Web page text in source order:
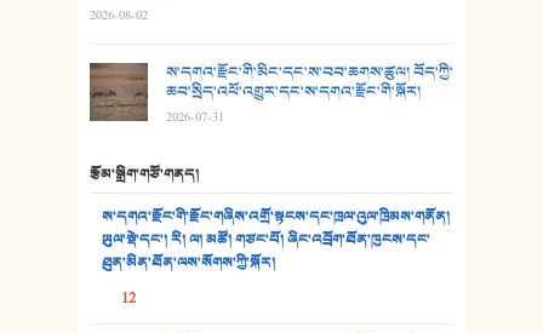
30. སི་ལིང་འབྲི་མོ། - ཕན་ཐོག
31. ཕ་ཡུལ་ཡར་ཀླུང་།
32. ཨ་མ།
33. འཛོམས་པའི་ལམ།
34. ཉི་མ་སེམས་ལ་ཞོག་དང་། - ཟླ་སྒྲོན།
2026-08-02
ས་དགའ་རྫོང་གི་མིང་དང་ས་བབ་ཆགས་ཚུལ། བོད་ཀྱི་
ཆབ་སྲིད་འཕོ་འགྱུར་དང་ས་དགའ་རྫོང་གི་སྐོར།
2026-07-31
རྩོམ་སྒྲིག་གཙོ་གནད།
ས་དགའ་རྫོང་གི་རྫོང་གཞིས་འགྲོ་སྟངས་དང་ཁྲལ་འུལ་ཁྲིམས་གནོན།
ཡུལ་སྡེ་དང་། རི། ལ། མཚོ། གཙང་པོ། ཞིང་འབྲོག་ཐོན་ཁུངས་དང་
ཐུན་མིན་ཐོན་ལས་སོགས་ཀྱི་སྐོར།
12